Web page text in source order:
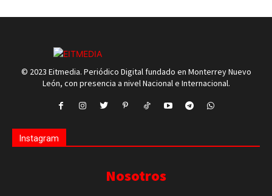
© 2023 Eitmedia. Periódico Digital fundado en Monterrey Nuevo
León, con presencia a nivel Nacional e Internacional.
Instagram
Nosotros